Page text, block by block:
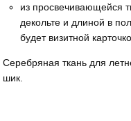
из просвечивающейся
декольте и длиной в
будет визитной
Серебряная ткань для
шик.